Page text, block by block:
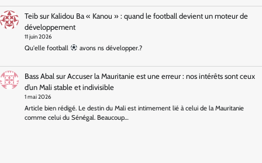
Teibsur Kalidou Ba « Kanou » : quand le football devient un moteur de
développement
11 juin 2026
Qu'elle football avons ns développer.?
Bass Abalsur Accuser la Mauritanie est une erreur : nos intérêts sont ceux
d’un Mali stable et indivisible
1 mai 2026
Article bien rédigé. Le destin du Mali est intimement lié à celui de la Mauritanie
comme celui du Sénégal. Beaucoup…